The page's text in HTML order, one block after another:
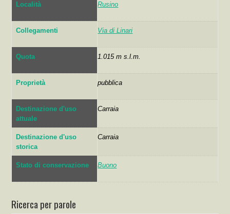
Località Rusino
Collegamenti Via di Linari
Quota 1.015 m s.l.m.
Proprietà pubblica
Destinazione d'uso
attuale
Carraia
Destinazione d'uso
storica
Carraia
Stato di conservazione Buono
Ricerca per parole